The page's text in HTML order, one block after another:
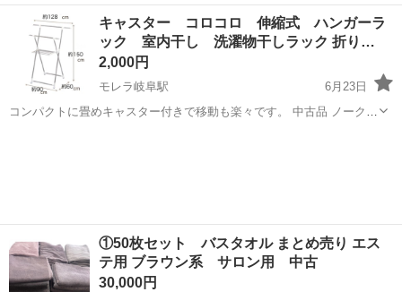
さ90cm
岐阜 岐阜市 洗濯用品 ハンガーシェルフ
キャスター コロコロ 伸縮式 ハンガーラ
ック 室内干し 洗濯物干しラック 折り…
2,000円
モレラ岐阜駅
6月23日
コンパクトに畳めキャスター付きで移動も楽々です。 中古品 ノークレ
①50枚セット バスタオル まとめ売り エス
テ用 ブラウン系 サロン用 中古
30,000円